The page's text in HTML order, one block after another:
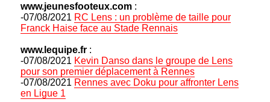
www.jeunesfooteux.com :
-07/08/2021 RC Lens : un problème de taille pour
Franck Haise face au Stade Rennais
www.lequipe.fr :
-07/08/2021 Kevin Danso dans le groupe de Lens
pour son premier déplacement à Rennes
-07/08/2021 Rennes avec Doku pour affronter Lens
en Ligue 1